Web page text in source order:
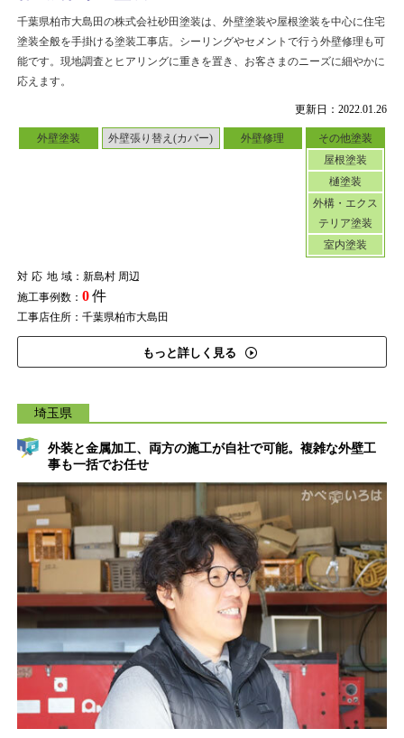
更新日：2022.01.26
外壁塗装 外壁張り替え(カバー) 外壁修理
その他塗装
屋根塗装
樋塗装
外構・エクス
テリア塗装
室内塗装
対応地域：新島村 周辺
施工事例数： 0件
工事店住所：千葉県柏市大島田
もっと詳しく見る
千葉県柏市大島田の株式会社砂田塗装は、外壁塗装や屋根塗装を中心に住宅
塗装全般を手掛ける塗装工事店。シーリングやセメントで行う外壁修理も可
能です。現地調査とヒアリングに重きを置き、お客さまのニーズに細やかに
応えます。
埼玉県
外装と金属加工、両方の施工が自社で可能。複雑な外壁工
事も一括でお任せ